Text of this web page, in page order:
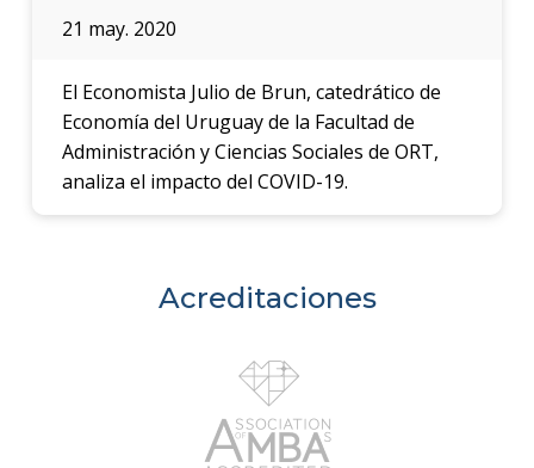
21 may. 2020
El Economista Julio de Brun, catedrático de
Economía del Uruguay de la Facultad de
Administración y Ciencias Sociales de ORT,
analiza el impacto del COVID-19.
Acreditaciones